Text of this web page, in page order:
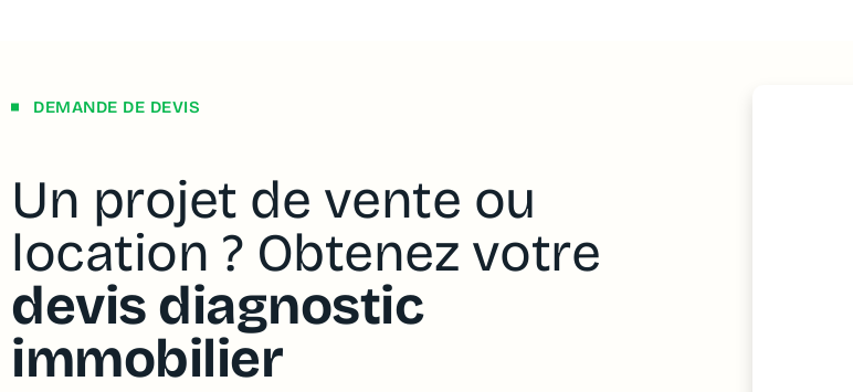
DEMANDE DE DEVIS
Un projet de vente ou
location ? Obtenez votre
devis diagnostic
immobilier